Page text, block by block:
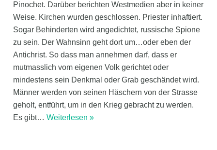
Pinochet. Darüber berichten Westmedien aber in keiner
Weise. Kirchen wurden geschlossen. Priester inhaftiert.
Sogar Behinderten wird angedichtet, russische Spione
zu sein. Der Wahnsinn geht dort um…oder eben der
Antichrist. So dass man annehmen darf, dass er
mutmasslich vom eigenen Volk gerichtet oder
mindestens sein Denkmal oder Grab geschändet wird.
Männer werden von seinen Häschern von der Strasse
geholt, entführt, um in den Krieg gebracht zu werden.
Es gibt… Weiterlesen »